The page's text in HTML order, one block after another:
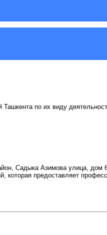
Ташкента по их виду
Садыка Азимова улица, дом
которая предоставляет